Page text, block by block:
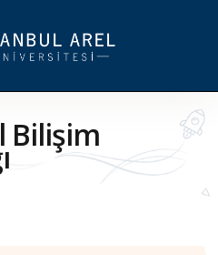
Bilişim